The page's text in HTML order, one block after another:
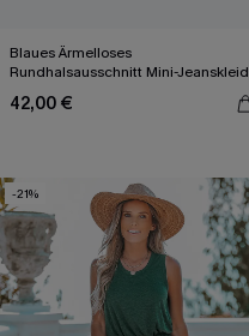
Blaues Ärmelloses
Rundhalsausschnitt Mini-Jeanskleid
42,00 €
-21%